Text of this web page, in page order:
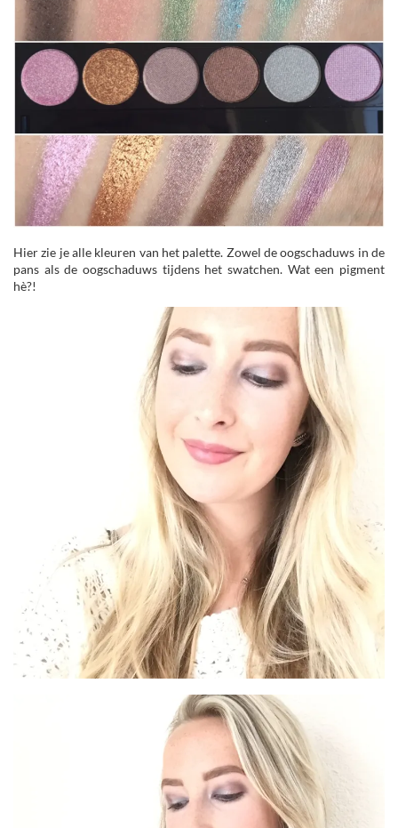
Hier zie je alle kleuren van het palette. Zowel de oogschaduws in de
pans als de oogschaduws tijdens het swatchen. Wat een pigment
hè?!